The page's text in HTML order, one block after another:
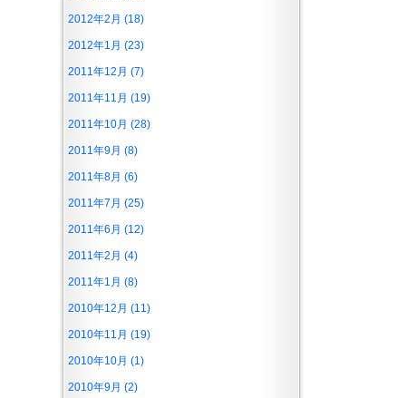
2012年2月 (18)
2012年1月 (23)
2011年12月 (7)
2011年11月 (19)
2011年10月 (28)
2011年9月 (8)
2011年8月 (6)
2011年7月 (25)
2011年6月 (12)
2011年2月 (4)
2011年1月 (8)
2010年12月 (11)
2010年11月 (19)
2010年10月 (1)
2010年9月 (2)